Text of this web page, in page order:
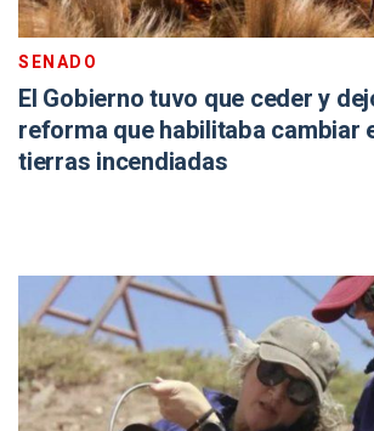
SENADO
El Gobierno tuvo que ceder y
reforma que habilitaba cambiar
tierras incendiadas